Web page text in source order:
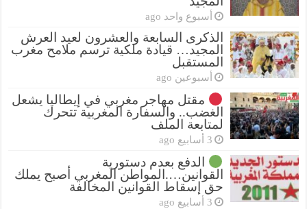
أسبوع واحد ago
الذكرى السابعة والعشرون لعيد العرش
المجيد… قيادة ملكية ترسم ملامح مغرب
المستقبل
أسبوعين ago
مقتل مهاجر مغربي في إيطاليا يشعل
الغضب.. والسفارة المغربية تتحرك
لمتابعة الملف
3 أسابيع ago
الدفع بعدم دستورية
القوانين….المواطن المغربي أصبح يملك
حق إسقاط القوانين المخالفة
3 أسابيع ago